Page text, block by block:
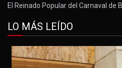
El Reinado Popular del Carnaval de
LO MÁS LEÍDO